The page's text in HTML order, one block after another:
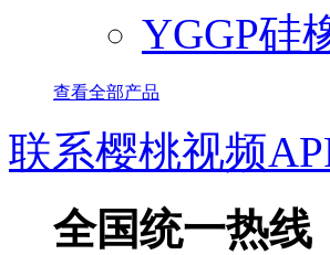
YGGP硅
查看全部产品
联系樱桃视频
全国统一热线